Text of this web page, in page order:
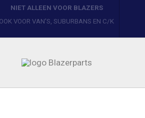
BLAZERPARTS
YOUR ONE STOP PARTS SHOP